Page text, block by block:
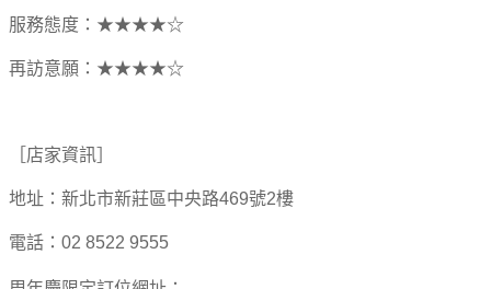
服務態度：★★★★☆
再訪意願：★★★★☆
［店家資訊］
地址：新北市新莊區中央路469號2樓
電話：02 8522 9555